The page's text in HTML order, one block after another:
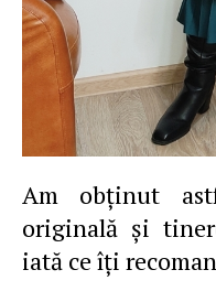
Am obţinut
originală şi
iată ce îţi